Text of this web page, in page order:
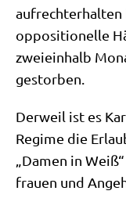
auf­recht­erhal­ten
oppo­si­tio­nel­le
zwei­ein­halb
gestorben.
Der­weil ist es
Regime die
„Damen in
frau­en und